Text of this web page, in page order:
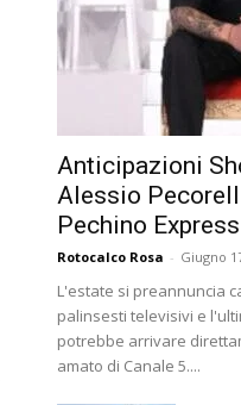
Anticipazioni
Alessio
Pechino
Rotocalco Rosa - Giugno
L'estate si preannuncia
palinsesti televisivi e
potrebbe arrivare
amato di Canale 5....